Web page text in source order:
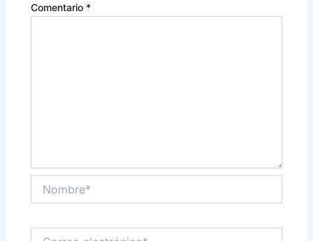
Comentario *